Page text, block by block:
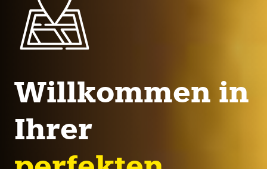
Willkommen in
Ihrer